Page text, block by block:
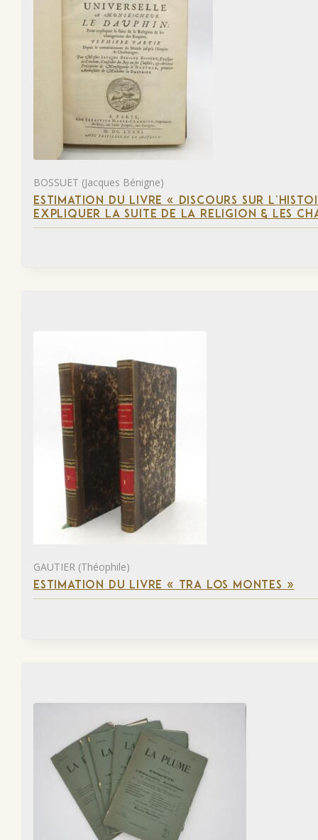
BOSSUET (Jacques Bénigne)
ESTIMATION DU LIVRE « DISCOURS SUR
EXPLIQUER LA SUITE DE LA RELIGION & LES
GAUTIER (Théophile)
ESTIMATION DU LIVRE « TRA LOS MONTES »